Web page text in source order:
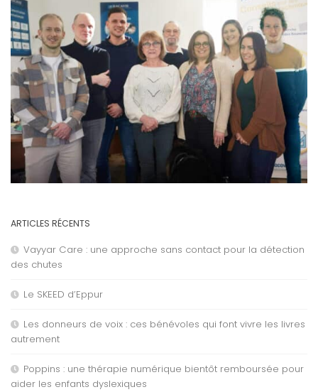
ARTICLES RÉCENTS
Vayyar Care : une approche sans contact pour la détection
des chutes
Le SKEED d’Eppur
Les donneurs de voix : ces bénévoles qui font vivre les livres
autrement
Poppins : une thérapie numérique bientôt remboursée pour
aider les enfants dyslexiques